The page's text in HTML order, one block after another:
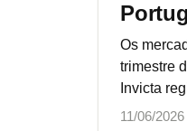
Os
trimestre
Invicta
11/06/2026